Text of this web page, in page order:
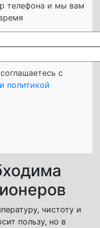
телефона и мы вам
с
политикой
чистоту и
пользу, но в